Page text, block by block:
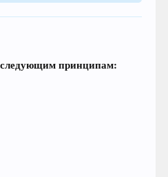
следующим принципам: